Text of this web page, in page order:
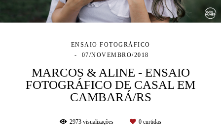
ENSAIO FOTOGRÁFICO
07/NOVEMBRO/2018
MARCOS & ALINE - ENSAIO
FOTOGRÁFICO DE CASAL EM
CAMBARÁ/RS
2973 visualizações 0 curtidas